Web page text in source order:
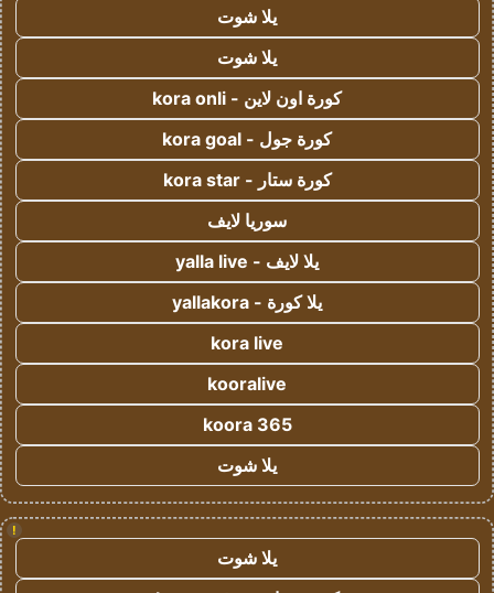
يلا شوت
يلا شوت
كورة اون لاين - kora onli
كورة جول - kora goal
كورة ستار - kora star
سوريا لايف
يلا لايف - yalla live
يلا كورة - yallakora
kora live
kooralive
koora 365
يلا شوت
!
يلا شوت